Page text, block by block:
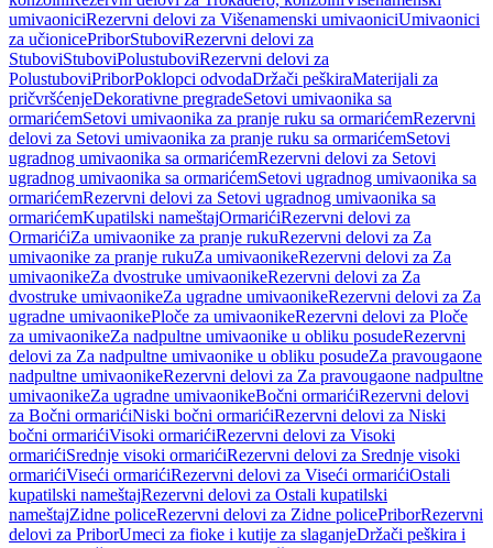
umivaoniciRezervni delovi za Višenamenski umivaoniciUmivaonici
za učionicePriborStuboviRezervni delovi za
StuboviStuboviPolustuboviRezervni delovi za
PolustuboviPriborPoklopci odvodaDržači peškiraMaterijali za
pričvršćenjeDekorativne pregradeSetovi umivaonika sa
ormarićemSetovi umivaonika za pranje ruku sa ormarićemRezervni
delovi za Setovi umivaonika za pranje ruku sa ormarićemSetovi
ugradnog umivaonika sa ormarićemRezervni delovi za Setovi
ugradnog umivaonika sa ormarićemSetovi ugradnog umivaonika sa
ormarićemRezervni delovi za Setovi ugradnog umivaonika sa
ormarićemKupatilski nameštajOrmarićiRezervni delovi za
OrmarićiZa umivaonike za pranje rukuRezervni delovi za Za
umivaonike za pranje rukuZa umivaonikeRezervni delovi za Za
umivaonikeZa dvostruke umivaonikeRezervni delovi za Za
dvostruke umivaonikeZa ugradne umivaonikeRezervni delovi za Za
ugradne umivaonikePloče za umivaonikeRezervni delovi za Ploče
za umivaonikeZa nadpultne umivaonike u obliku posudeRezervni
delovi za Za nadpultne umivaonike u obliku posudeZa pravougaone
nadpultne umivaonikeRezervni delovi za Za pravougaone nadpultne
umivaonikeZa ugradne umivaonikeBočni ormarićiRezervni delovi
za Bočni ormarićiNiski bočni ormarićiRezervni delovi za Niski
bočni ormarićiVisoki ormarićiRezervni delovi za Visoki
ormarićiSrednje visoki ormarićiRezervni delovi za Srednje visoki
ormarićiViseći ormarićiRezervni delovi za Viseći ormarićiOstali
kupatilski nameštajRezervni delovi za Ostali kupatilski
nameštajZidne policeRezervni delovi za Zidne policePriborRezervni
delovi za PriborUmeci za fioke i kutije za slaganjeDržači peškira i